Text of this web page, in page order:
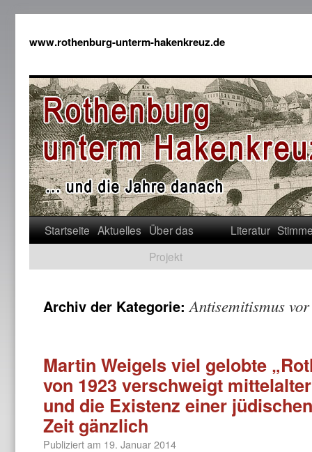
www.rothenburg-unterm-hakenkreuz.de
Startseite Aktuelles Über das
Projekt
Literatur
Archiv der Kategorie:Antisemitismus
Martin Weigels viel gelobte
von 1923 verschweigt
und die Existenz einer
Zeit gänzlich
Publiziert am 19. Januar 2014